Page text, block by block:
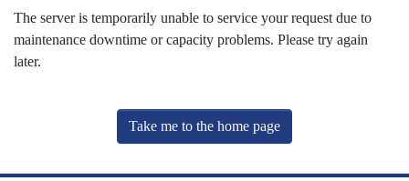
The server is temporarily unable to service your request due to
maintenance downtime or capacity problems. Please try again
later.
Take me to the home page